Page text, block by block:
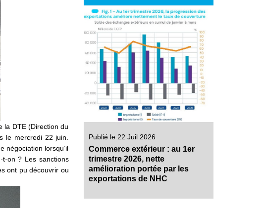
la DTE (Direction du
le mercredi 22 juin.
négociation lorsqu’il
t-on ? Les sanctions
ont pu découvrir ou
Publié le 22 Juil 2026
Commerce extérieur : au 1er
trimestre 2026, nette
amélioration portée par les
exportations de NHC